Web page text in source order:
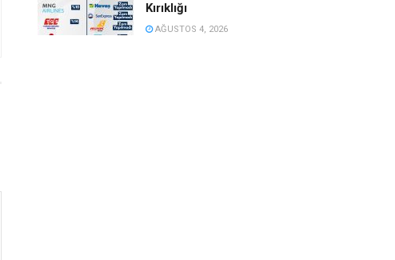
Kırıklığı
AĞUSTOS 4, 2026